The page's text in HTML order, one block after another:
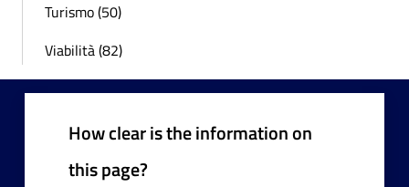
Turismo (50)
Viabilità (82)
How clear is the information on
this page?